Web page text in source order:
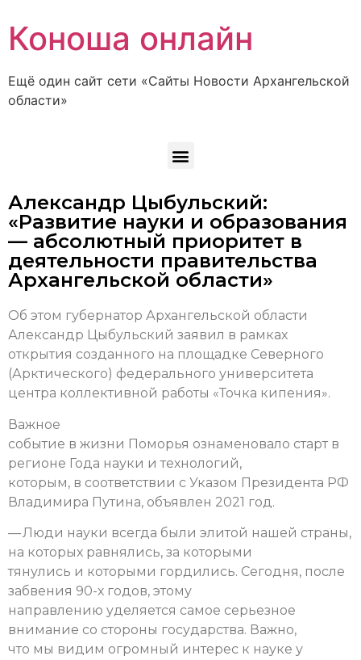
Коноша онлайн
Ещё один сайт сети «Сайты Новости Архангельской
области»
Александр Цыбульский:
«Развитие науки и образования
— абсолютный приоритет в
деятельности правительства
Архангельской области»
Об этом губернатор Архангельской области
Александр Цыбульский заявил в рамках
открытия созданного на площадке Северного
(Арктического) федерального университета
центра коллективной работы «Точка кипения».
Важное
событие в жизни Поморья ознаменовало старт в
регионе Года науки и технологий,
которым, в соответствии с Указом Президента РФ
Владимира Путина, объявлен 2021 год.
— Люди науки всегда были элитой нашей страны,
на которых равнялись, за которыми
тянулись и которыми гордились. Сегодня, после
забвения 90-х годов, этому
направлению уделяется самое серьезное
внимание со стороны государства. Важно,
что мы видим огромный интерес к науке у